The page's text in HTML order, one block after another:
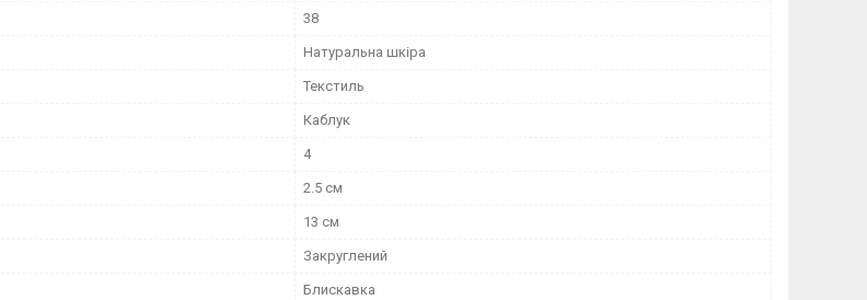
38
Натуральна шкіра
Текстиль
Каблук
4
2.5 см
13 см
Закруглений
Блискавка